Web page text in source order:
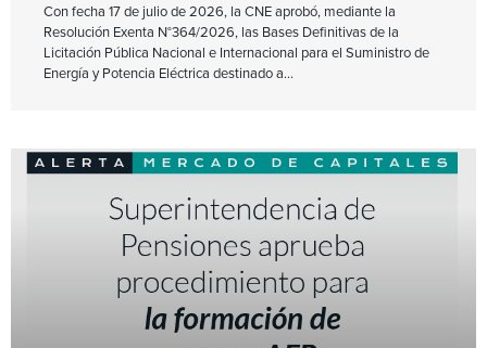
Con fecha 17 de julio de 2026, la CNE aprobó, mediante la
Resolución Exenta N°364/2026, las Bases Definitivas de la
Licitación Pública Nacional e Internacional para el Suministro de
Energía y Potencia Eléctrica destinado a